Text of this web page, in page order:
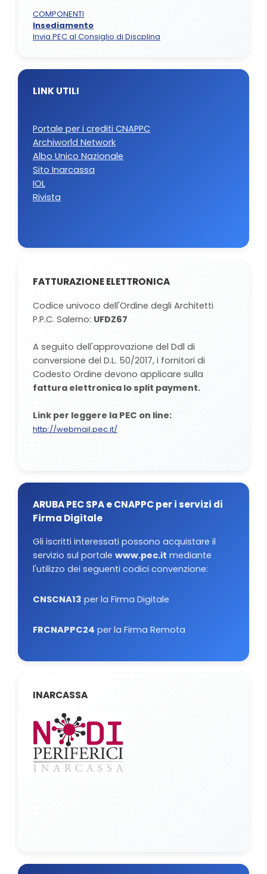
COMPONENTI
Insediamento
Invia PEC al Consiglio di Discplina
LINK UTILI
Portale per i crediti CNAPPC
Archiworld Network
Albo Unico Nazionale
Sito Inarcassa
IOL
Rivista
FATTURAZIONE ELETTRONICA
Codice univoco dell'Ordine degli Architetti
P.P.C. Salerno: UFDZ67
A seguito dell'approvazione del Ddl di
conversione del D.L. 50/2017, i fornitori di
Codesto Ordine devono applicare sulla
fattura elettronica lo split payment.
Link per leggere la PEC on line:
http://webmail.pec.it/
ARUBA PEC SPA e CNAPPC per i servizi di
Firma Digitale
Gli iscritti interessati possono acquistare il
servizio sul portale www.pec.it mediante
l'utilizzo dei seguenti codici convenzione:
CNSCNA13 per la Firma Digitale
FRCNAPPC24 per la Firma Remota
INARCASSA